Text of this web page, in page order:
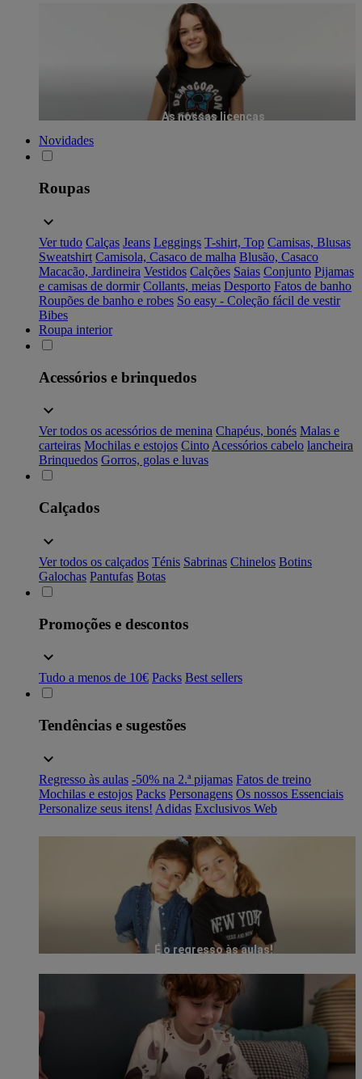
As nossas licenças
Novidades
Roupas
Ver tudo Calças Jeans Leggings T-shirt, Top Camisas, Blusas
Sweatshirt Camisola, Casaco de malha Blusão, Casaco
Macacão, Jardineira Vestidos Calções Saias Conjunto Pijamas
e camisas de dormir Collants, meias Desporto Fatos de banho
Roupões de banho e robes So easy - Coleção fácil de vestir
Bibes
Roupa interior
Acessórios e brinquedos
Ver todos os acessórios de menina Chapéus, bonés Malas e
carteiras Mochilas e estojos Cinto Acessórios cabelo lancheira
Brinquedos Gorros, golas e luvas
Calçados
Ver todos os calçados Ténis Sabrinas Chinelos Botins
Galochas Pantufas Botas
Promoções e descontos
Tudo a menos de 10€ Packs Best sellers
Tendências e sugestões
Regresso às aulas -50% na 2.ª pijamas Fatos de treino
Mochilas e estojos Packs Personagens Os nossos Essenciais
Personalize seus itens! Adidas Exclusivos Web
É o regresso às aulas!